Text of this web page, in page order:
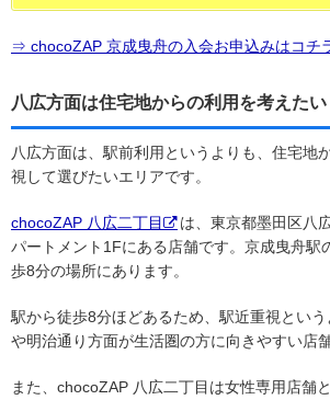
⇒ chocoZAP 京成曳舟の入会お申込みはコチ
八広方面は住宅地からの利用を考えたい
八広方面は、駅前利用というよりも、住宅地
視して選びたいエリアです。
chocoZAP 八広二丁目
は、東京都墨田区八
パートメント1Fにある店舗です。京成曳舟駅
歩8分の場所にあります。
駅から徒歩8分ほどあるため、駅近重視とい
や明治通り方面が生活圏の方に向きやすい店舗
また、chocoZAP 八広二丁目は女性専用店舗